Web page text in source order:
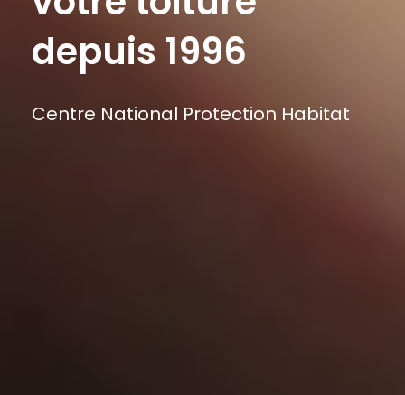
depuis 1996
Centre National Protection Habitat